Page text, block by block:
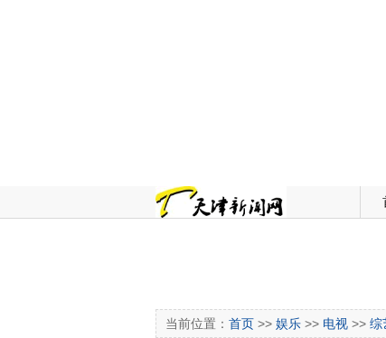
当前位置： 首页 >> 娱乐 >> 电视 >> 综